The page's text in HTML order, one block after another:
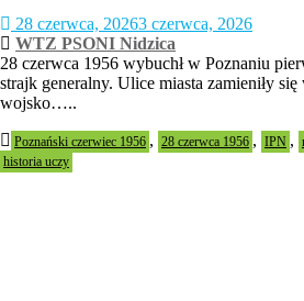
28 czerwca, 20263 czerwca, 2026
WTZ PSONI Nidzica
28 czerwca 1956 wybuchł w Poznaniu
strajk generalny. Ulice miasta zamieniły
wojsko…..
Poznański czerwiec 1956 , 28 czerwca 1956 , IPN ,
historia uczy